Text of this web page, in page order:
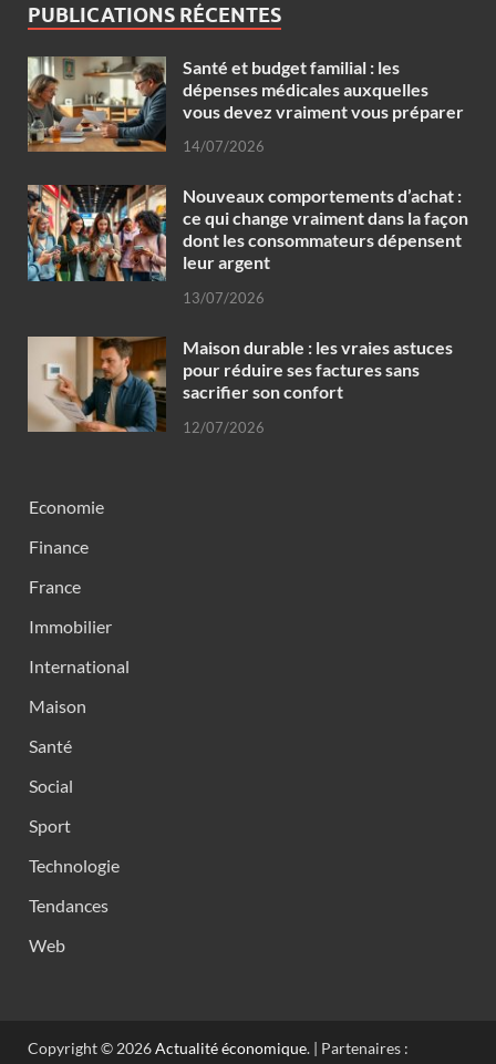
PUBLICATIONS RÉCENTES
Santé et budget familial : les
dépenses médicales auxquelles
vous devez vraiment vous préparer
14/07/2026
Nouveaux comportements d’achat :
ce qui change vraiment dans la façon
dont les consommateurs dépensent
leur argent
13/07/2026
Maison durable : les vraies astuces
pour réduire ses factures sans
sacrifier son confort
12/07/2026
Economie
Finance
France
Immobilier
International
Maison
Santé
Social
Sport
Technologie
Tendances
Web
Copyright © 2026Actualité économique. | Partenaires :